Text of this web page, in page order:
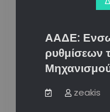
ΑΑΔΕ:
ρυθμίσεων
zeakis